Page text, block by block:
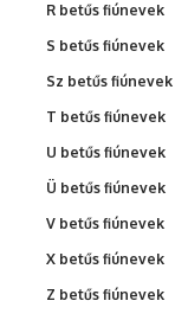
R betűs fiúnevek
S betűs fiúnevek
Sz betűs fiúnevek
T betűs fiúnevek
U betűs fiúnevek
Ü betűs fiúnevek
V betűs fiúnevek
X betűs fiúnevek
Z betűs fiúnevek